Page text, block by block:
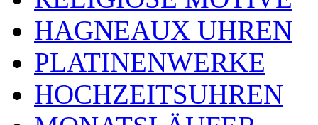
HAGNEAUX UHREN
PLATINENWERKE
HOCHZEITSUHREN